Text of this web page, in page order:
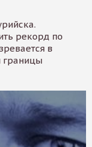
рекорд по
в
границы